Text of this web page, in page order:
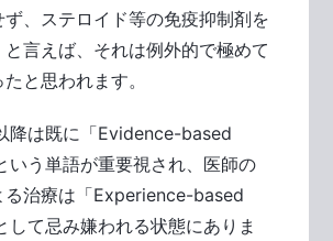
ず、ステロイド等の免疫抑制剤を
言えば、それは例外的で極めて
と思われます。
降は既に「Evidence-based
いう単語が重要視され、医師の
る治療は「Experience-based
して忌み嫌われる状態にありま